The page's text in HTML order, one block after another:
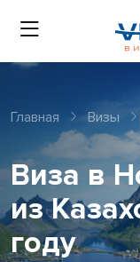
Главная Визы
Виза в
из
году